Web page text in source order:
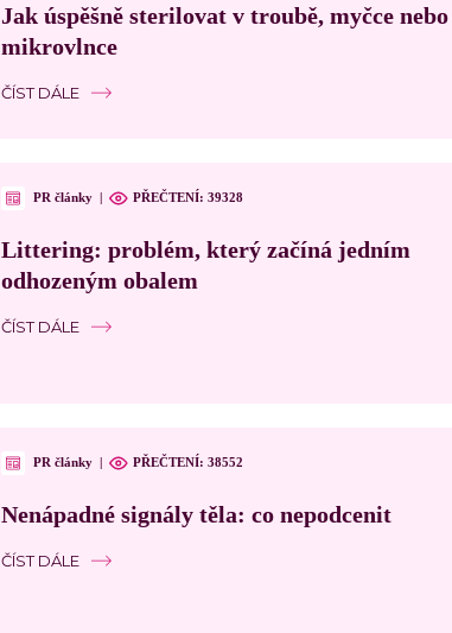
Jak úspěšně sterilovat v troubě, myčce nebo
mikrovlnce
ČÍST DÁLE
PR články PŘEČTENÍ: 39328
Littering: problém, který začíná jedním
odhozeným obalem
ČÍST DÁLE
PR články PŘEČTENÍ: 38552
Nenápadné signály těla: co nepodcenit
ČÍST DÁLE